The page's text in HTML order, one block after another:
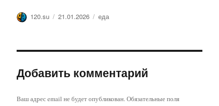
Автор
120.su Опубликовано
21.01.2026 Метки
еда
Добавить комментарий
Ваш адрес email не будет опубликован. Обязательные поля